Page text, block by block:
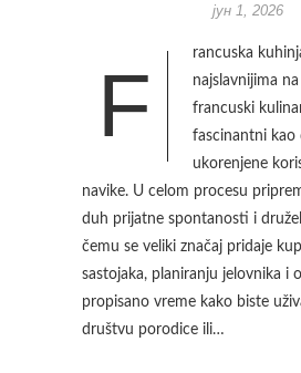
јун 1, 2026
F
rancuska
najslavnijima
francuski
fascinantni kao
ukorenjene
navike. U celom procesu
duh prijatne spontanosti i
čemu se veliki značaj pridaje
sastojaka, planiranju jelovnika i
propisano vreme kako biste
društvu porodice ili…